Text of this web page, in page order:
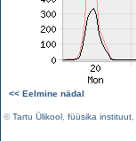
<< Eelmine nädal
©Tartu Ülikool füüsika instituut